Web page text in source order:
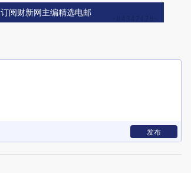
订阅财新网主编精选电邮
发布